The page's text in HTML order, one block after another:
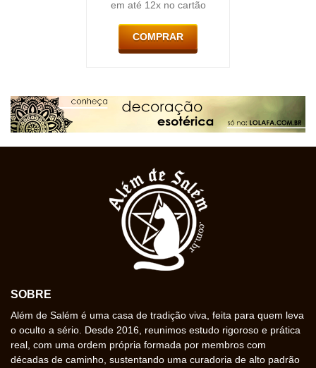
em até 12x no cartão
COMPRAR
SOBRE
Além de Salém é uma casa de tradição viva, feita para quem leva
o oculto a sério. Desde 2016, reunimos estudo rigoroso e prática
real, com uma ordem própria formada por membros com
décadas de caminho, sustentando uma curadoria de alto padrão